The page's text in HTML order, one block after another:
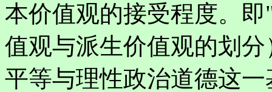
本价值观的接受程度。
值观与派生价值观的划
平等与理性政治道德这